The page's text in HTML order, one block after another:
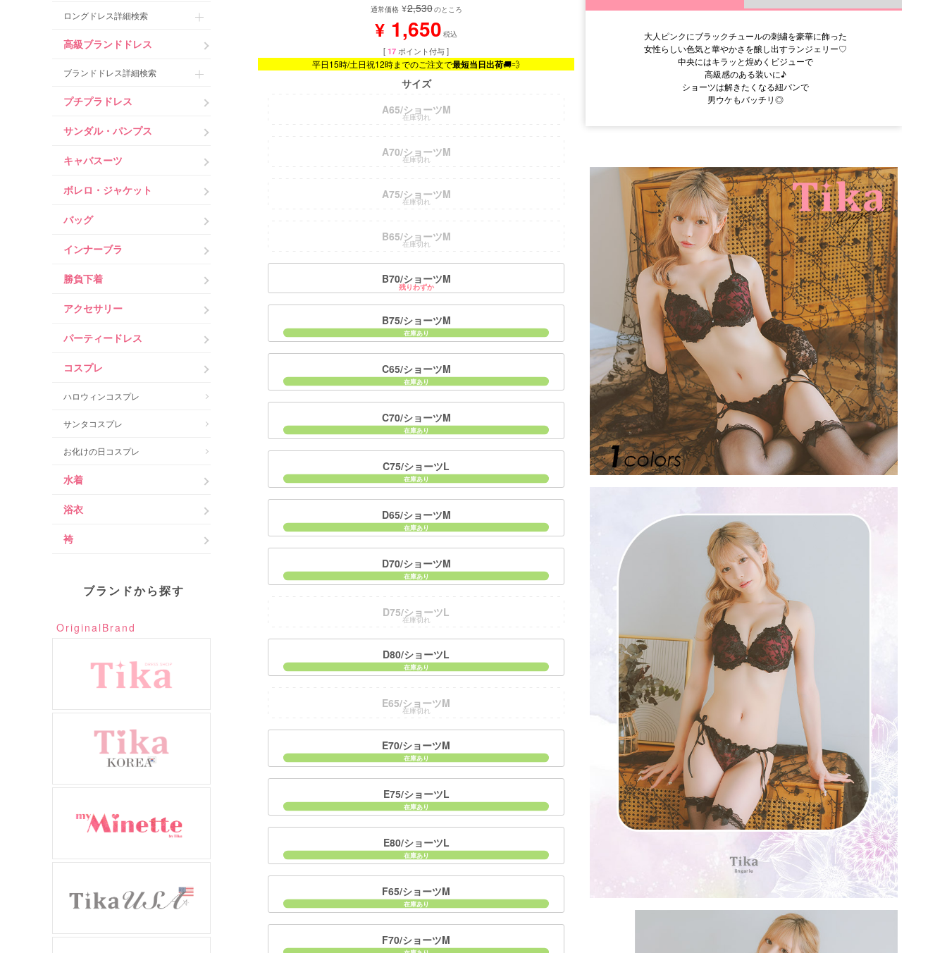
ロングドレス詳細検索
高級ブランドドレス
ブランドドレス詳細検索
プチプラドレス
サンダル・パンプス
キャバスーツ
ボレロ・ジャケット
バッグ
インナーブラ
勝負下着
アクセサリー
パーティードレス
コスプレ
ハロウィンコスプレ
サンタコスプレ
お化けの日コスプレ
水着
浴衣
袴
ブランドから探す
OriginalBrand
通常価格 ¥2,530のところ
¥ 1,650 税込
[17 ポイント付与 ]
平日15時/土日祝12時までのご注文で最短当日出荷🚚💨
サイズ
A65/ショーツM
在庫切れ
A70/ショーツM
在庫切れ
A75/ショーツM
在庫切れ
B65/ショーツM
在庫切れ
B70/ショーツM
残りわずか
B75/ショーツM
C65/ショーツM
C70/ショーツM
C75/ショーツL
D65/ショーツM
D70/ショーツM
D75/ショーツL
在庫切れ
D80/ショーツL
E65/ショーツM
在庫切れ
E70/ショーツM
E75/ショーツL
E80/ショーツL
F65/ショーツM
F70/ショーツM
大人ピンクにブラックチュールの刺繍を豪華に飾った
女性らしい色気と華やかさを醸し出すランジェリー♡
中央にはキラッと煌めくビジューで
高級感のある装いに♪
ショーツは解きたくなる紐パンで
男ウケもバッチリ◎